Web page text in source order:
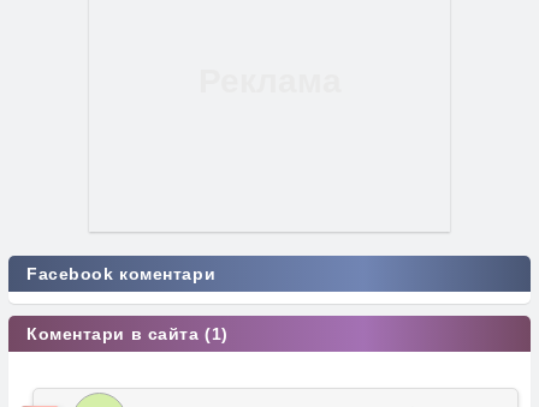
Facebook коментари
Коментари в сайта (1)